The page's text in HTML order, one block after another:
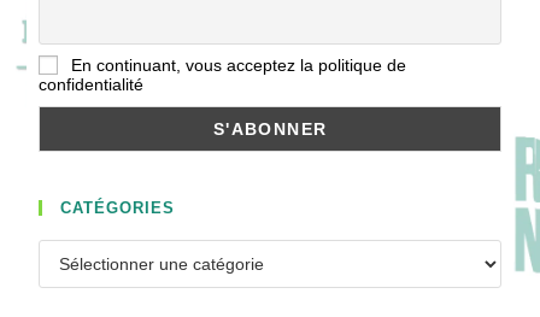
En continuant, vous acceptez la politique de
confidentialité
CATÉGORIES